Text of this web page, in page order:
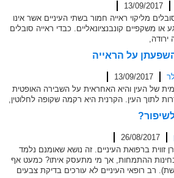
13/09/2017
מליקוי ראייה חמור בשתי העיניים אשר אינו
או משקפיים קונבנציונאליים. כבדי ראייה סובלים
על הראייה
13/09/2017
של העין והיא האחראית על השבירה האופטית
לתוך העין. הקרנית היא רקמה שקופה לחלוטין,
26/08/2017
ברפואת העיניים. זה נושא שאומנם נלמד
ההתמחות, אך מי מתעסק איתו? כמעט אף
רב רופאי העיניים לא עורכים בדיקת צבעים